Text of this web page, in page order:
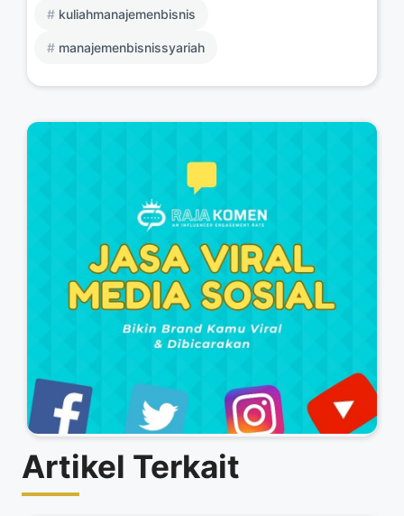
kuliahmanajemenbisnis
manajemenbisnissyariah
Artikel Terkait